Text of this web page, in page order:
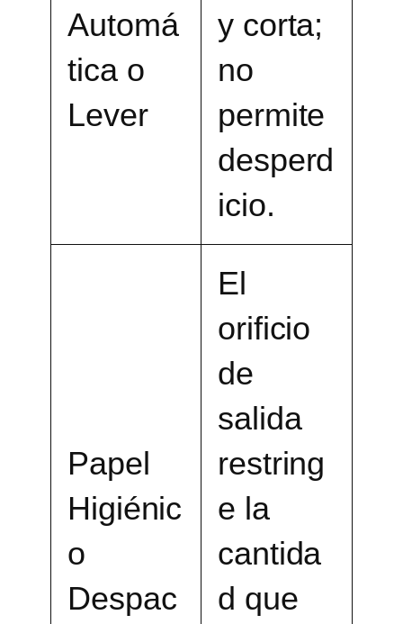
Automá
tica o
Lever
y corta;
no
permite
desperd
icio.
Papel
Higiénic
o
Despac
El
orificio
de
salida
restring
e la
cantida
d que